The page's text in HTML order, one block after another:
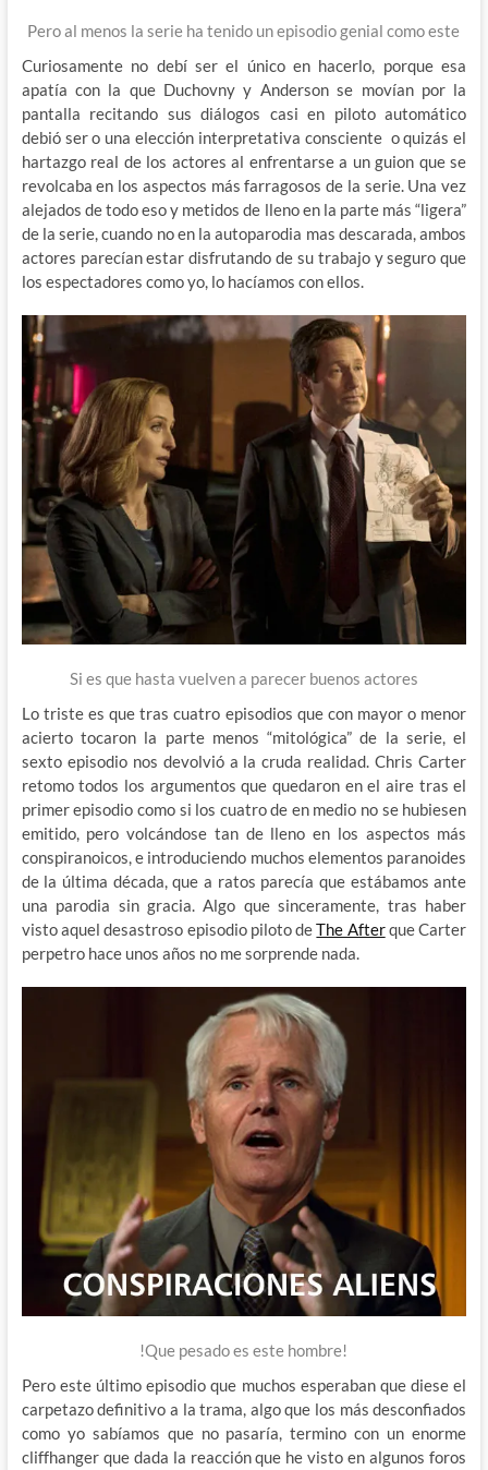
Pero al menos la serie ha tenido un episodio genial como este
Curiosamente no debí ser el único en hacerlo, porque esa
apatía con la que Duchovny y Anderson se movían por la
pantalla recitando sus diálogos casi en piloto automático
debió ser o una elección interpretativa consciente o quizás el
hartazgo real de los actores al enfrentarse a un guion que se
revolcaba en los aspectos más farragosos de la serie. Una vez
alejados de todo eso y metidos de lleno en la parte más “ligera”
de la serie, cuando no en la autoparodia mas descarada, ambos
actores parecían estar disfrutando de su trabajo y seguro que
los espectadores como yo, lo hacíamos con ellos.
Si es que hasta vuelven a parecer buenos actores
Lo triste es que tras cuatro episodios que con mayor o menor
acierto tocaron la parte menos “mitológica” de la serie, el
sexto episodio nos devolvió a la cruda realidad. Chris Carter
retomo todos los argumentos que quedaron en el aire tras el
primer episodio como si los cuatro de en medio no se hubiesen
emitido, pero volcándose tan de lleno en los aspectos más
conspiranoicos, e introduciendo muchos elementos paranoides
de la última década, que a ratos parecía que estábamos ante
una parodia sin gracia. Algo que sinceramente, tras haber
visto aquel desastroso episodio piloto deThe Afterque Carter
perpetro hace unos años no me sorprende nada.
!Que pesado es este hombre!
Pero este último episodio que muchos esperaban que diese el
carpetazo definitivo a la trama, algo que los más desconfiados
como yo sabíamos que no pasaría, termino con un enorme
cliffhanger que dada la reacción que he visto en algunos foros